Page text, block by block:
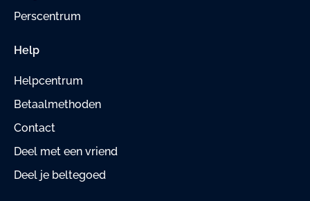
Perscentrum
Help
Helpcentrum
Betaalmethoden
Contact
Deel met een vriend
Deel je beltegoed